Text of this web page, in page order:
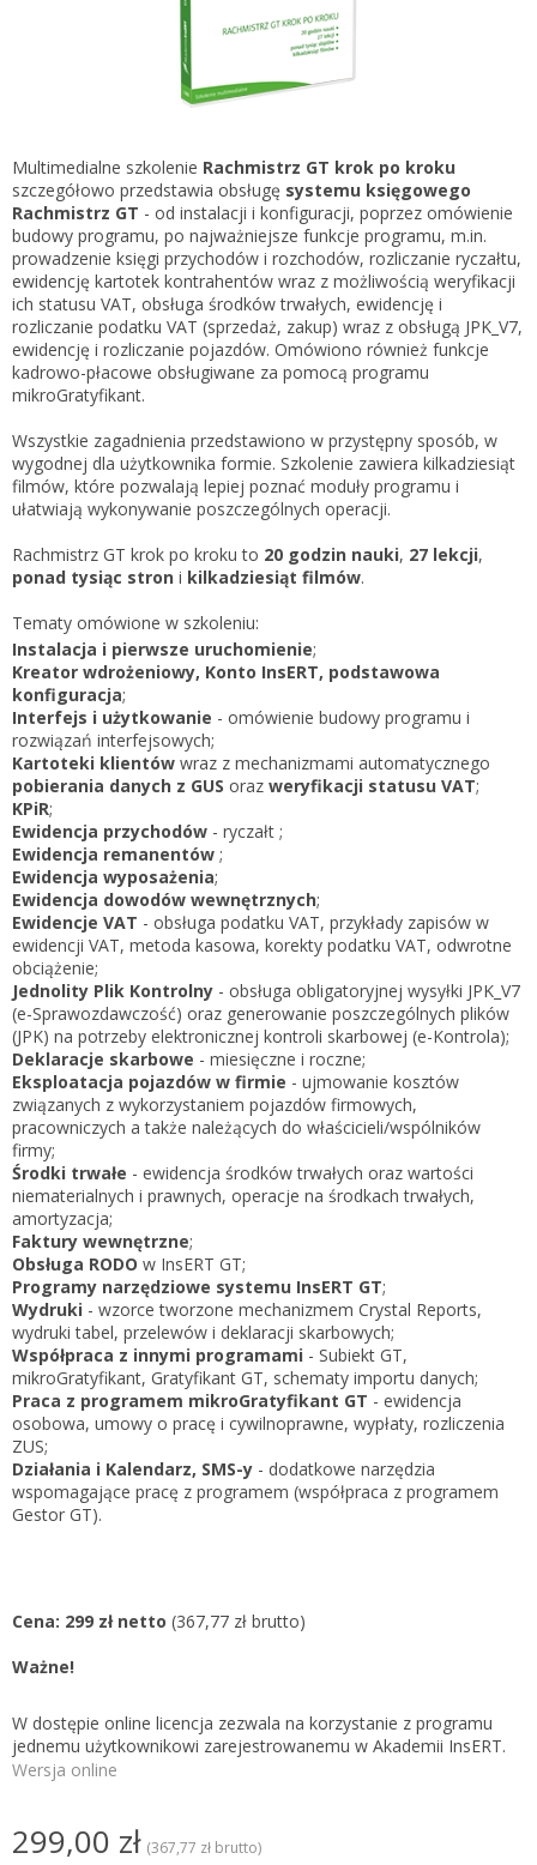
Gestor nexo PRO krok po kroku
KSeF w Subiekcie GT
KSeF w Subiekcie nexo/nexo PRO
KSeF w Rachmistrzu i Rewizorze GT
Portal Dokumentów z obsługą KSeF dla firm
Portal Dokumentów z obsługą KSeF dla biur
rachunkowych
Logowanie do Akademi InsERT
Login
Hasło
Nie masz konta
Zarejestruj
Multimedialne szkolenie Rachmistrz GT krok po kroku
szczegółowo przedstawia obsługę systemu księgowego
Rachmistrz GT - od instalacji i konfiguracji, poprzez omówienie
budowy programu, po najważniejsze funkcje programu, m.in.
prowadzenie księgi przychodów i rozchodów, rozliczanie ryczałtu,
ewidencję kartotek kontrahentów wraz z możliwością weryfikacji
ich statusu VAT, obsługa środków trwałych, ewidencję i
rozliczanie podatku VAT (sprzedaż, zakup) wraz z obsługą JPK_V7,
ewidencję i rozliczanie pojazdów. Omówiono również funkcje
kadrowo-płacowe obsługiwane za pomocą programu
mikroGratyfikant.
Wszystkie zagadnienia przedstawiono w przystępny sposób, w
wygodnej dla użytkownika formie. Szkolenie zawiera kilkadziesiąt
filmów, które pozwalają lepiej poznać moduły programu i
ułatwiają wykonywanie poszczególnych operacji.
Rachmistrz GT krok po kroku to 20 godzin nauki, 27 lekcji,
ponad tysiąc stron i kilkadziesiąt filmów.
Tematy omówione w szkoleniu:
Instalacja i pierwsze uruchomienie;
Kreator wdrożeniowy, Konto InsERT, podstawowa
konfiguracja;
Interfejs i użytkowanie - omówienie budowy programu i
rozwiązań interfejsowych;
Kartoteki klientów wraz z mechanizmami automatycznego
pobierania danych z GUS oraz weryfikacji statusu VAT;
KPiR;
Ewidencja przychodów - ryczałt ;
Ewidencja remanentów ;
Ewidencja wyposażenia;
Ewidencja dowodów wewnętrznych;
Ewidencje VAT - obsługa podatku VAT, przykłady zapisów w
ewidencji VAT, metoda kasowa, korekty podatku VAT, odwrotne
obciążenie;
Jednolity Plik Kontrolny - obsługa obligatoryjnej wysyłki JPK_V7
(e-Sprawozdawczość) oraz generowanie poszczególnych plików
(JPK) na potrzeby elektronicznej kontroli skarbowej (e-Kontrola);
Deklaracje skarbowe - miesięczne i roczne;
Eksploatacja pojazdów w firmie - ujmowanie kosztów
związanych z wykorzystaniem pojazdów firmowych,
pracowniczych a także należących do właścicieli/wspólników
firmy;
Środki trwałe - ewidencja środków trwałych oraz wartości
niematerialnych i prawnych, operacje na środkach trwałych,
amortyzacja;
Faktury wewnętrzne;
Obsługa RODO w InsERT GT;
Programy narzędziowe systemu InsERT GT;
Wydruki - wzorce tworzone mechanizmem Crystal Reports,
wydruki tabel, przelewów i deklaracji skarbowych;
Współpraca z innymi programami - Subiekt GT,
mikroGratyfikant, Gratyfikant GT, schematy importu danych;
Praca z programem mikroGratyfikant GT - ewidencja
osobowa, umowy o pracę i cywilnoprawne, wypłaty, rozliczenia
ZUS;
Działania i Kalendarz, SMS-y - dodatkowe narzędzia
wspomagające pracę z programem (współpraca z programem
Gestor GT).
Cena: 299 zł netto (367,77 zł brutto)
Ważne!
W dostępie online licencja zezwala na korzystanie z programu
jednemu użytkownikowi zarejestrowanemu w Akademii InsERT.
Wersja online
299,00 zł (367,77 zł brutto)